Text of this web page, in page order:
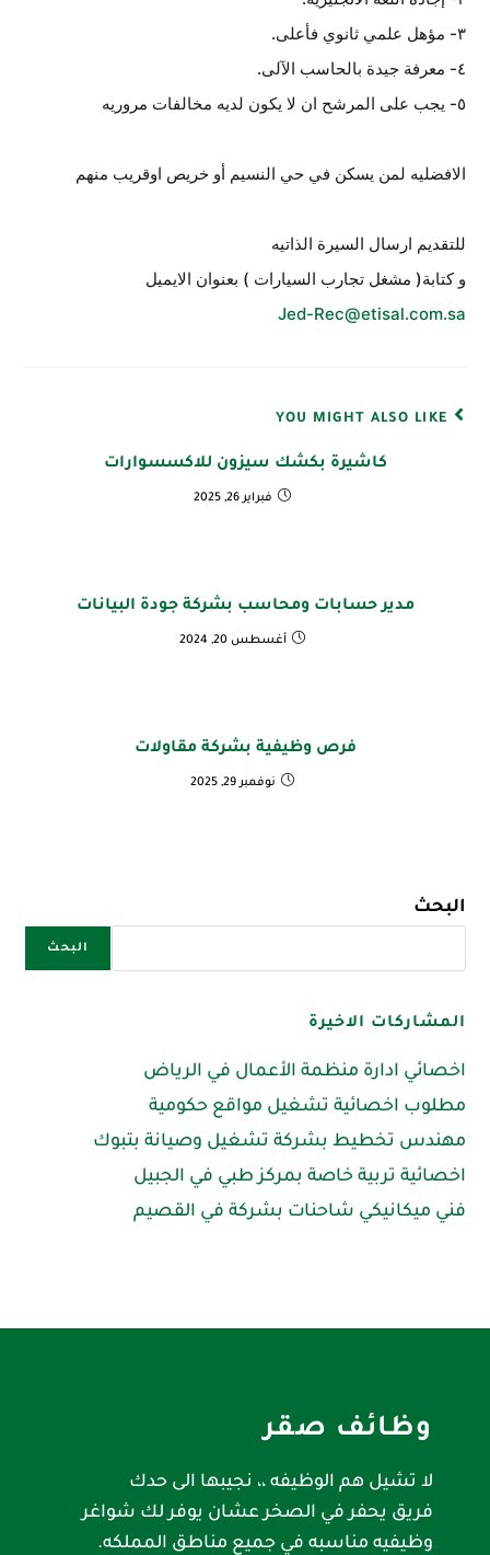
٣- مؤهل علمي ثانوي فأعلى.
٤- معرفة جيدة بالحاسب الآلى.
٥- يجب على المرشح ان لا يكون لديه مخالفات مروريه
الافضليه لمن يسكن في حي النسيم أو خريص اوقريب منهم
للتقديم ارسال السيرة الذاتيه
و كتابة( مشغل تجارب السيارات ) بعنوان الايميل
Jed-Rec@etisal.com.sa
YOU MIGHT ALSO LIKE
كاشيرة بكشك سيزون للاكسسوارات
فبراير 26, 2025
مدير حسابات ومحاسب بشركة جودة البيانات
أغسطس 20, 2024
فرص وظيفية بشركة مقاولات
نوفمبر 29, 2025
البحث
البحث
المشاركات الاخيرة
اخصائي ادارة منظمة الأعمال في الرياض
مطلوب اخصائية تشغيل مواقع حكومية
مهندس تخطيط بشركة تشغيل وصيانة بتبوك
اخصائية تربية خاصة بمركز طبي في الجبيل
فني ميكانيكي شاحنات بشركة في القصيم
وظائف صقر
لا تشيل هم الوظيفه ،، نجيبها الى حدك
فريق يحفر في الصخر عشان يوفر لك شواغر
وظيفيه مناسبه في جميع مناطق المملكه.